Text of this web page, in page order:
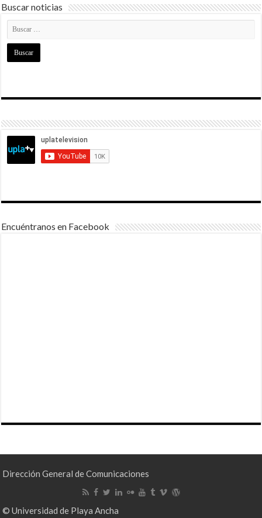
Buscar noticias
Encuéntranos en Facebook
Dirección General de Comunicaciones
© Universidad de Playa Ancha